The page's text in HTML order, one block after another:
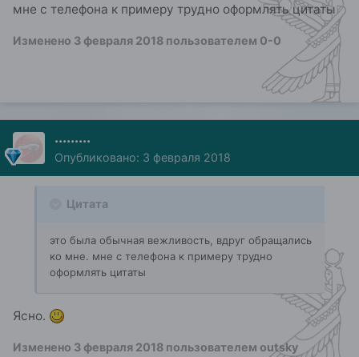
мне с телефона к примеру трудно оформлять цитаты
Изменено 3 февраля 2018 пользователем 0-0
.........
Опубликовано: 3 февраля 2018
Цитата
это была обычная вежливость, вдруг обращались
ко мне. мне с телефона к примеру трудно
оформлять цитаты
Ясно.
Изменено 3 февраля 2018 пользователем outsky